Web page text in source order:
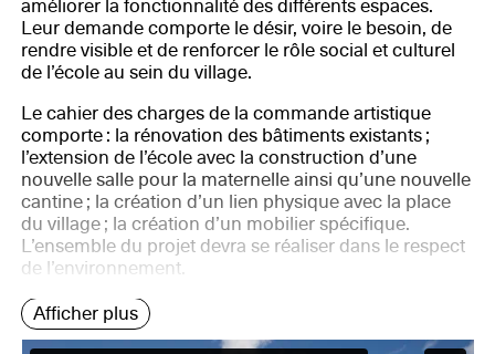
améliorer la fonctionnalité des différents espaces.
Leur demande comporte le désir, voire le besoin, de
rendre visible et de renforcer le rôle social et culturel
de l’école au sein du village.
Le cahier des charges de la commande artistique
comporte : la rénovation des bâtiments existants ;
l’extension de l’école avec la construction d’une
nouvelle salle pour la maternelle ainsi qu’une nouvelle
cantine ; la création d’un lien physique avec la place
du village ; la création d’un mobilier spécifique.
L’ensemble du projet devra se réaliser dans le respect
de l’environnement.
Afficher plus